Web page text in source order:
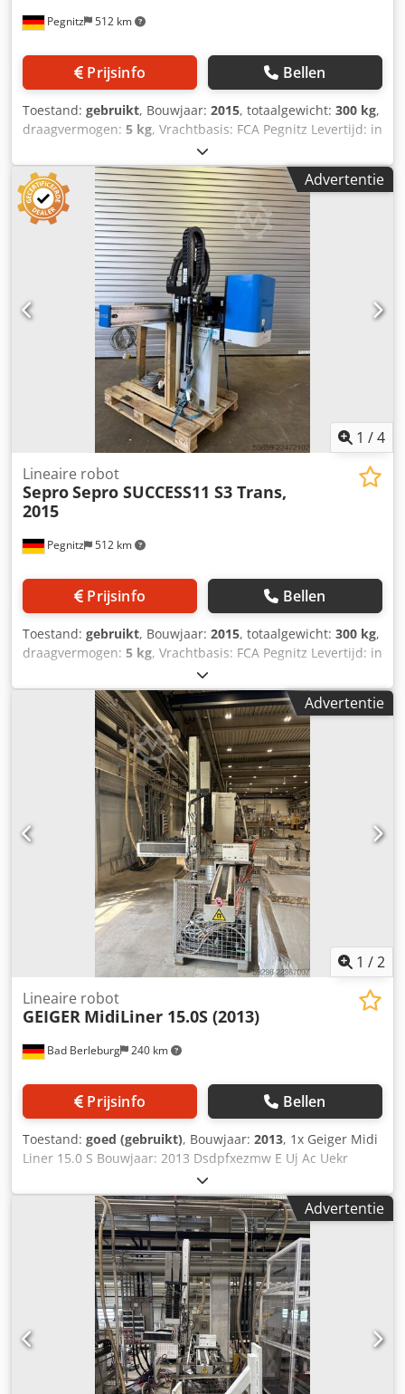
Pegnitz 512 km
Prijsinfo Bellen
Toestand: gebruikt, Bouwjaar: 2015, totaalgewicht: 300 kg,
draagvermogen: 5 kg, Vrachtbasis: FCA Pegnitz Levertijd: in
overleg Betalingsvoorwaarden: 100% voor overname van
de machine, netto Dksdpfszrh Nzex Ac Uor
Advertentie
1 /4
Pegnitz 512 km
Lineaire robot
SeproSepro SUCCESS11 S3 Trans,
2015
Prijsinfo Bellen
Toestand: gebruikt, Bouwjaar: 2015, totaalgewicht: 300 kg,
draagvermogen: 5 kg, Vrachtbasis: FCA Pegnitz Levertijd: in
overleg Betalingsvoorwaarden: 100% voor overname van
de machine, netto Djdozq Hqhjpfx Ac Ujkr
Advertentie
1 /2
Bad Berleburg 240 km
Lineaire robot
GEIGER MidiLiner 15.0S (2013)
Prijsinfo Bellen
Toestand: goed (gebruikt), Bouwjaar: 2013, 1x Geiger Midi
Liner 15.0 S Bouwjaar: 2013 Dsdpfxezmw E Uj Ac Uekr
Advertentie